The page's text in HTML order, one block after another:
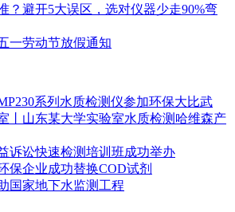
？避开5大误区，选对仪器少走90%弯
一劳动节放假通知
系列水质检测仪参加环保大比武
丨山东某大学实验室水质检测哈维森产
诉讼快速检测培训班成功举办
保企业成功替换COD试剂
国家地下水监测工程